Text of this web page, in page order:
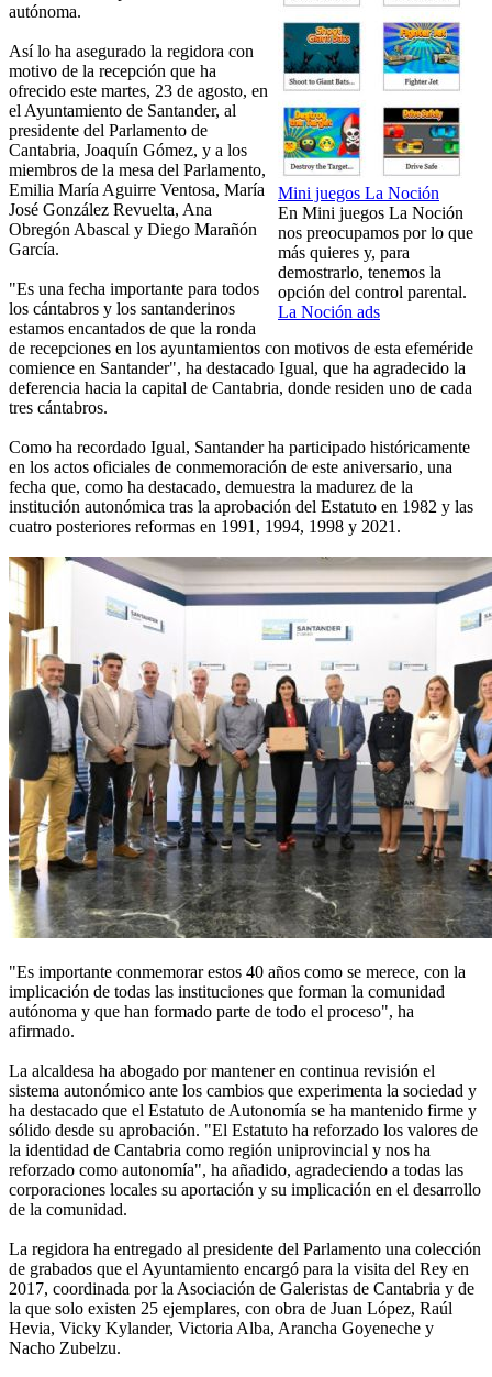
Mini juegos La Noción
En Mini juegos La Noción
nos preocupamos por lo que
más quieres y, para
demostrarlo, tenemos la
opción del control parental.
La Noción ads
autónoma.
Así lo ha asegurado la regidora con
motivo de la recepción que ha
ofrecido este martes, 23 de agosto, en
el Ayuntamiento de Santander, al
presidente del Parlamento de
Cantabria, Joaquín Gómez, y a los
miembros de la mesa del Parlamento,
Emilia María Aguirre Ventosa, María
José González Revuelta, Ana
Obregón Abascal y Diego Marañón
García.
"Es una fecha importante para todos
los cántabros y los santanderinos
estamos encantados de que la ronda
de recepciones en los ayuntamientos con motivos de esta efeméride
comience en Santander", ha destacado Igual, que ha agradecido la
deferencia hacia la capital de Cantabria, donde residen uno de cada
tres cántabros.
Como ha recordado Igual, Santander ha participado históricamente
en los actos oficiales de conmemoración de este aniversario, una
fecha que, como ha destacado, demuestra la madurez de la
institución autonómica tras la aprobación del Estatuto en 1982 y las
cuatro posteriores reformas en 1991, 1994, 1998 y 2021.
"Es importante conmemorar estos 40 años como se merece, con la
implicación de todas las instituciones que forman la comunidad
autónoma y que han formado parte de todo el proceso", ha
afirmado.
La alcaldesa ha abogado por mantener en continua revisión el
sistema autonómico ante los cambios que experimenta la sociedad y
ha destacado que el Estatuto de Autonomía se ha mantenido firme y
sólido desde su aprobación. "El Estatuto ha reforzado los valores de
la identidad de Cantabria como región uniprovincial y nos ha
reforzado como autonomía", ha añadido, agradeciendo a todas las
corporaciones locales su aportación y su implicación en el desarrollo
de la comunidad.
La regidora ha entregado al presidente del Parlamento una colección
de grabados que el Ayuntamiento encargó para la visita del Rey en
2017, coordinada por la Asociación de Galeristas de Cantabria y de
la que solo existen 25 ejemplares, con obra de Juan López, Raúl
Hevia, Vicky Kylander, Victoria Alba, Arancha Goyeneche y
Nacho Zubelzu.